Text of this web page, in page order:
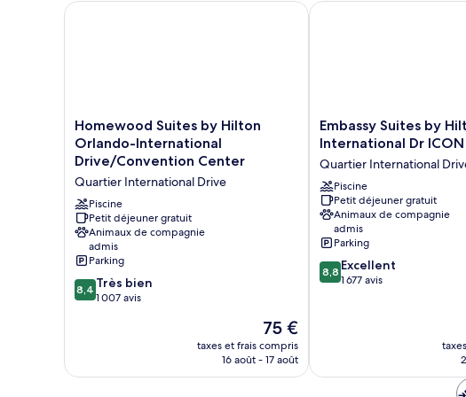
réduite
(Roll-
In
Shower)
grand
réduite
(Roll-
Shower)
(Basic)
Homewood
Suites
by
Hilton
Orlando-
International
Drive/Convention
Center
Quartier
International
Drive
Homewood Suites by Hilton
Orlando-International
Drive/Convention Center
Quartier International Drive
Piscine
Petit déjeuner gratuit
Animaux de compagnie
admis
Parking
8.4
sur
8,4 Très bien
1 007 avis
Le
nouveau
prix
75 €
taxes et frais compris
16 août - 17 août
Homewood Suites by Hilton Orlando-International Drive/
Embassy
Suites
Hilton
Orlando
International
Dr
ICON
Park
Quartier
International
Embassy Suites by
International Dr ICON
Quartier International
Piscine
Petit déjeuner gratuit
Animaux de compagnie
admis
Parking
8.8
sur
8,8 Excellent
1 677 avis
Embassy Suites by